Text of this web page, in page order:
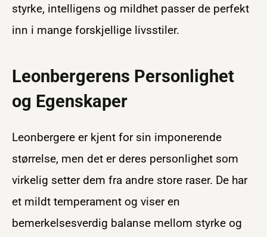
styrke, intelligens og mildhet passer de perfekt
inn i mange forskjellige livsstiler.
Leonbergerens Personlighet
og Egenskaper
Leonbergere er kjent for sin imponerende
størrelse, men det er deres personlighet som
virkelig setter dem fra andre store raser. De har
et mildt temperament og viser en
bemerkelsesverdig balanse mellom styrke og